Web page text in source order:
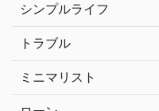
シンプルライフ
トラブル
ミニマリスト